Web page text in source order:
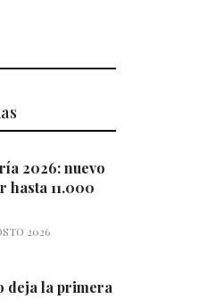
2026: nuevo
hasta 11.000
2026
deja la primera